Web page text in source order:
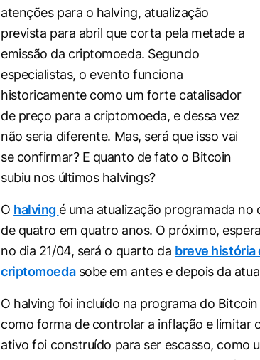
atenções para o halving, atualização
prevista para abril que corta pela metade a
emissão da criptomoeda. Segundo
especialistas, o evento funciona
historicamente como um forte catalisador
de preço para a criptomoeda, e dessa vez
não seria diferente. Mas, será que isso vai
se confirmar? E quanto de fato o Bitcoin
subiu nos últimos halvings?
O halving é uma atualização programada
de quatro em quatro anos. O próximo,
no dia 21/04, será o quarto da breve história
criptomoedasobe em antes e depois da
O halving foi incluído na programa do
como forma de controlar a inflação e limitar
ativo foi construído para ser escasso, como